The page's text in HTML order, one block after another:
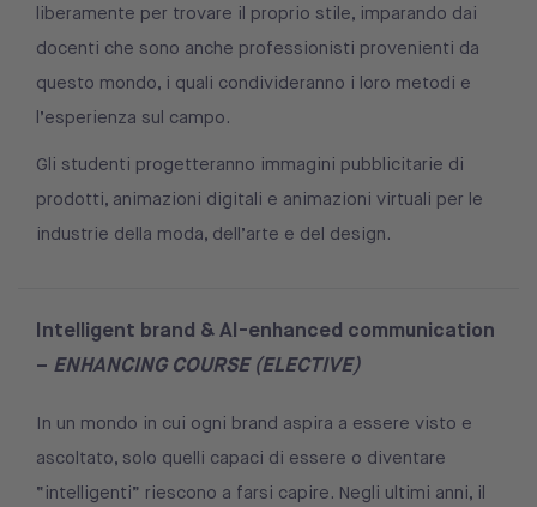
liberamente per trovare il proprio stile, imparando dai
docenti che sono anche professionisti provenienti da
questo mondo, i quali condivideranno i loro metodi e
l’esperienza sul campo.
Gli studenti progetteranno immagini pubblicitarie di
prodotti, animazioni digitali e animazioni virtuali per le
industrie della moda, dell’arte e del design.
Intelligent brand & AI-enhanced communication
– ENHANCING COURSE (ELECTIVE)
In un mondo in cui ogni brand aspira a essere visto e
ascoltato, solo quelli capaci di essere o diventare
“intelligenti” riescono a farsi capire. Negli ultimi anni, il